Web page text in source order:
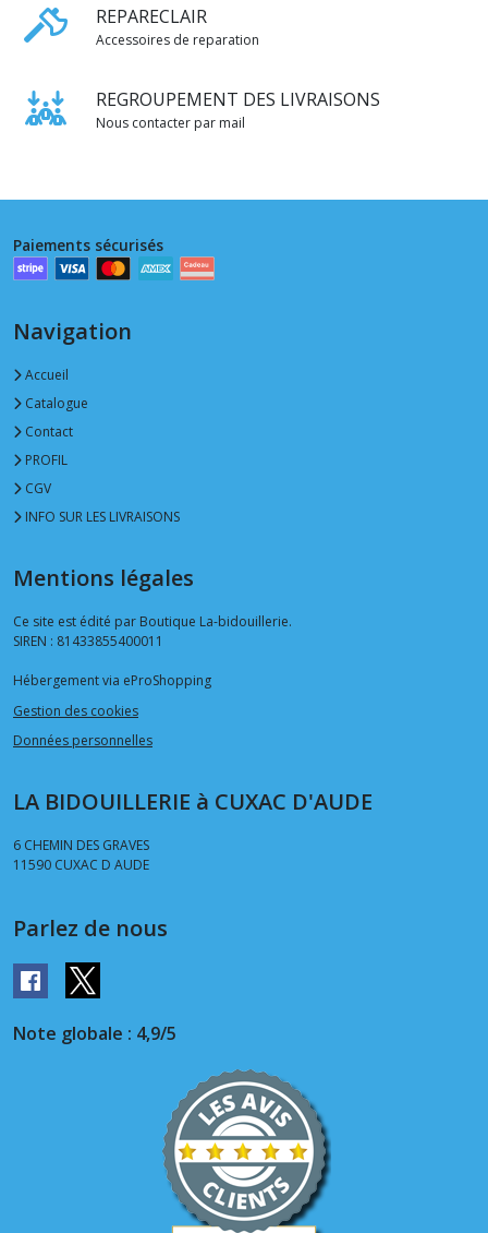
REPARECLAIR
Accessoires de reparation
REGROUPEMENT DES LIVRAISONS
Nous contacter par mail
Paiements sécurisés
Navigation
Accueil
Catalogue
Contact
PROFIL
CGV
INFO SUR LES LIVRAISONS
Mentions légales
Ce site est édité par Boutique La-bidouillerie.
SIREN : 81433855400011
Hébergement via eProShopping
Gestion des cookies
Données personnelles
LA BIDOUILLERIE à CUXAC D'AUDE
6 CHEMIN DES GRAVES
11590 CUXAC D AUDE
Parlez de nous
Note globale : 4,9/5